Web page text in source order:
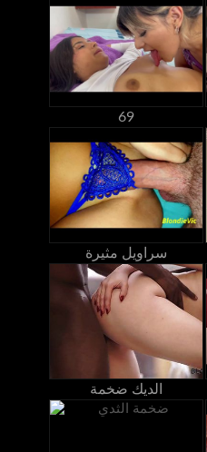
69
سراويل مثيرة
الديك ضخمة